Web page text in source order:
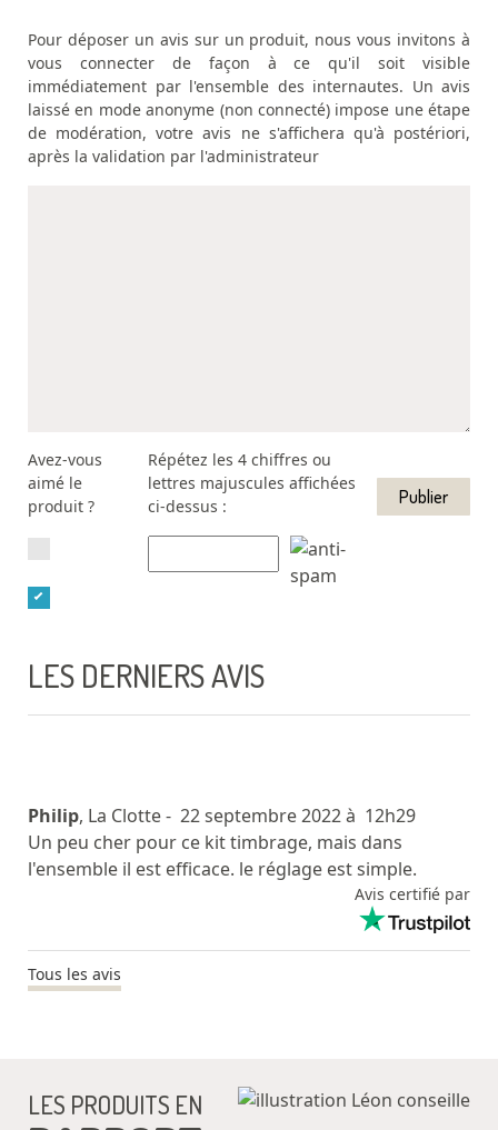
Pour déposer un avis sur un produit, nous vous invitons à
vous connecter de façon à ce qu'il soit visible
immédiatement par l'ensemble des internautes. Un avis
laissé en mode anonyme (non connecté) impose une étape
de modération, votre avis ne s'affichera qu'à postériori,
après la validation par l'administrateur
Avez-vous
aimé le
produit ?
Répétez les 4 chiffres ou
lettres majuscules affichées
ci-dessus :
LES DERNIERS AVIS
Philip, La Clotte- 22 septembre 2022 à 12h29
Un peu cher pour ce kit timbrage, mais dans
l'ensemble il est efficace. le réglage est simple.
Avis certifié par
Tous les avis
LES PRODUITS EN